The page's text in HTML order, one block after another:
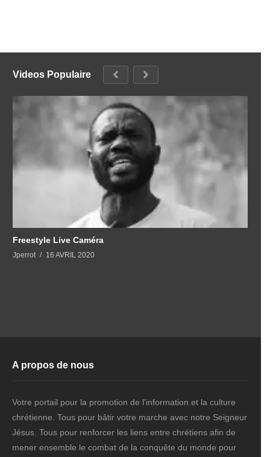
Videos Populaire
Freestyle Live Caméra
Jperrot 16 AVRIL 2020
A propos de nous
Votre portail pour la promotion de l'information et la culture
chrétienne. Tous pour bâtir votre marche avec notre Seigneur
Jésus. Tous pour renforcer les liens entre chrétiens afin de
mener ensemble le combat de la conquête du monde pour